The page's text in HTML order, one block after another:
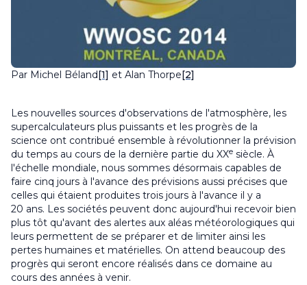
Par Michel Béland [1] et Alan Thorpe [2]
Les nouvelles sources d'observations de l'atmosphère, les
supercalculateurs plus puissants et les progrès de la
science ont contribué ensemble à révolutionner la prévision
du temps au cours de la dernière partie du XXe siècle. À
l'échelle mondiale, nous sommes désormais capables de
faire cinq jours à l'avance des prévisions aussi précises que
celles qui étaient produites trois jours à l'avance il y a
20 ans. Les sociétés peuvent donc aujourd'hui recevoir bien
plus tôt qu'avant des alertes aux aléas météorologiques qui
leurs permettent de se préparer et de limiter ainsi les
pertes humaines et matérielles. On attend beaucoup des
progrès qui seront encore réalisés dans ce domaine au
cours des années à venir.